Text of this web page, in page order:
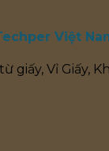
Việt
giấy, Vỉ Giấy,